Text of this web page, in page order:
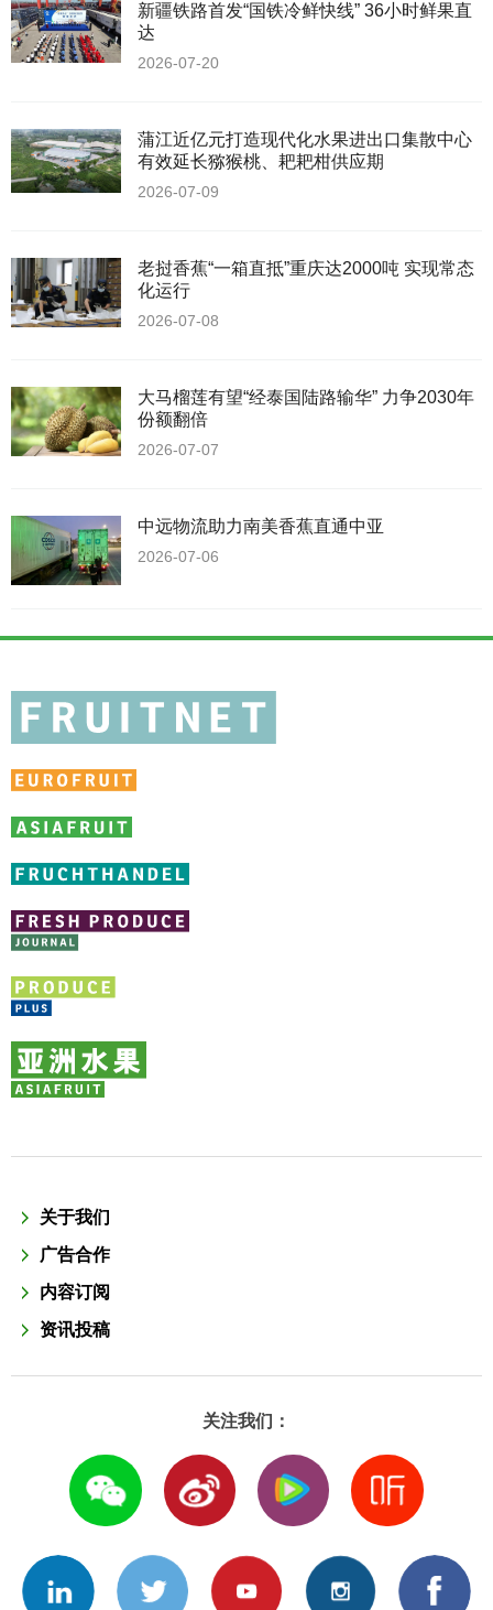
新疆铁路首发“国铁冷鲜快线” 36小时鲜果直
达
2026-07-20
蒲江近亿元打造现代化水果进出口集散中心
有效延长猕猴桃、耙耙柑供应期
2026-07-09
老挝香蕉“一箱直抵”重庆达2000吨 实现常态
化运行
2026-07-08
大马榴莲有望“经泰国陆路输华” 力争2030年
份额翻倍
2026-07-07
中远物流助力南美香蕉直通中亚
2026-07-06
关于我们
广告合作
内容订阅
资讯投稿
关注我们：